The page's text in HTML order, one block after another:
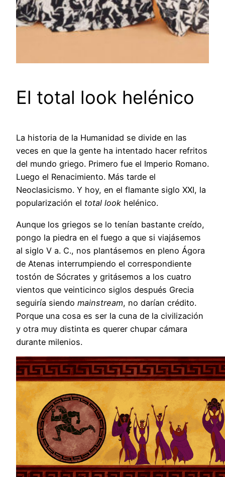
El total look helénico
La historia de la Humanidad se divide en las
veces en que la gente ha intentado hacer refritos
del mundo griego. Primero fue el Imperio Romano.
Luego el Renacimiento. Más tarde el
Neoclasicismo. Y hoy, en el flamante siglo XXI, la
popularización el total look helénico.
Aunque los griegos se lo tenían bastante creído,
pongo la piedra en el fuego a que si viajásemos
al siglo V a. C., nos plantásemos en pleno Ágora
de Atenas interrumpiendo el correspondiente
tostón de Sócrates y gritásemos a los cuatro
vientos que veinticinco siglos después Grecia
seguiría siendo mainstream, no darían crédito.
Porque una cosa es ser la cuna de la civilización
y otra muy distinta es querer chupar cámara
durante milenios.